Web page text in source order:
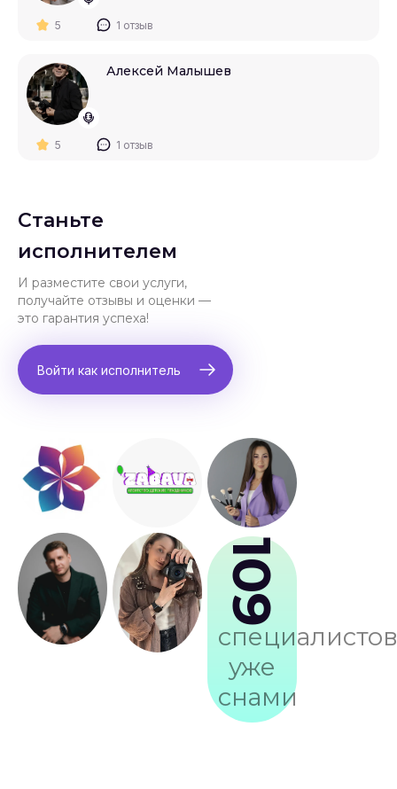
5 1 отзыв
Алексей Малышев
5 1 отзыв
Станьте
исполнителем
И разместите свои услуги,
получайте отзывы и оценки —
это гарантия успеха!
Войти как исполнитель
109
специалистов
уже
снами